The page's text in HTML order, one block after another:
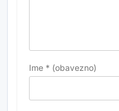
Ime * (obavezno)